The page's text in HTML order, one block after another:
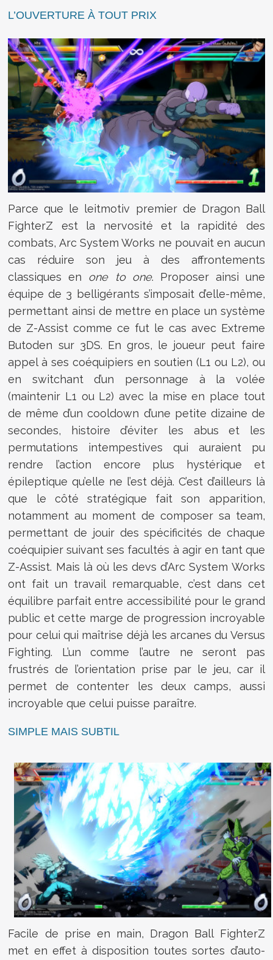
L’OUVERTURE À TOUT PRIX
Parce que le leitmotiv premier de Dragon Ball
FighterZ est la nervosité et la rapidité des
combats, Arc System Works ne pouvait en aucun
cas réduire son jeu à des affrontements
classiques en one to one. Proposer ainsi une
équipe de 3 belligérants s’imposait d’elle-même,
permettant ainsi de mettre en place un système
de Z-Assist comme ce fut le cas avec Extreme
Butoden sur 3DS. En gros, le joueur peut faire
appel à ses coéquipiers en soutien (L1 ou L2), ou
en switchant d’un personnage à la volée
(maintenir L1 ou L2) avec la mise en place tout
de même d’un cooldown d’une petite dizaine de
secondes, histoire d’éviter les abus et les
permutations intempestives qui auraient pu
rendre l’action encore plus hystérique et
épileptique qu’elle ne l’est déjà. C’est d’ailleurs là
que le côté stratégique fait son apparition,
notamment au moment de composer sa team,
permettant de jouir des spécificités de chaque
coéquipier suivant ses facultés à agir en tant que
Z-Assist. Mais là où les devs d’Arc System Works
ont fait un travail remarquable, c’est dans cet
équilibre parfait entre accessibilité pour le grand
public et cette marge de progression incroyable
pour celui qui maîtrise déjà les arcanes du Versus
Fighting. L’un comme l’autre ne seront pas
frustrés de l’orientation prise par le jeu, car il
permet de contenter les deux camps, aussi
incroyable que celui puisse paraître.
SIMPLE MAIS SUBTIL
Facile de prise en main, Dragon Ball FighterZ
met en effet à disposition toutes sortes d’auto-